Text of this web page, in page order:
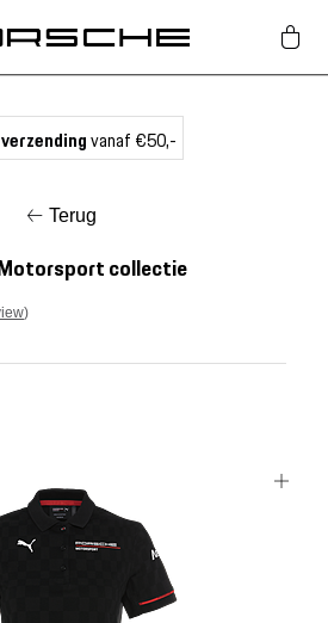
vanaf €50,-
Terug
collectie
)